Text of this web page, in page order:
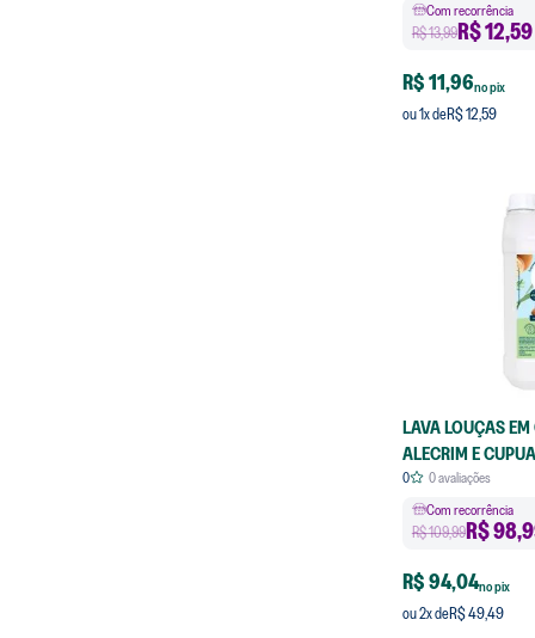
Com recorrência
R$ 13,99R$12,59
R$ 11,96no pix
ou1x deR$ 12,59
LAVA LOUÇAS
ALECRIM E
0 0avaliações
Com recorrência
R$ 109,99R$
R$ 94,04no pix
ou2x deR$ 49,49